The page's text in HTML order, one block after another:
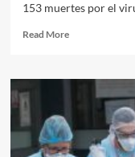
153 muertes por el
Read MoreRead
México
mayor
cifra
diaria